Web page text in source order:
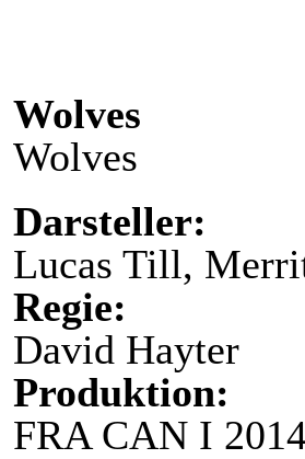
Wolves
Wolves
Darsteller:
Lucas Till,
Regie:
David Hayter
Produktion:
FRA CAN I